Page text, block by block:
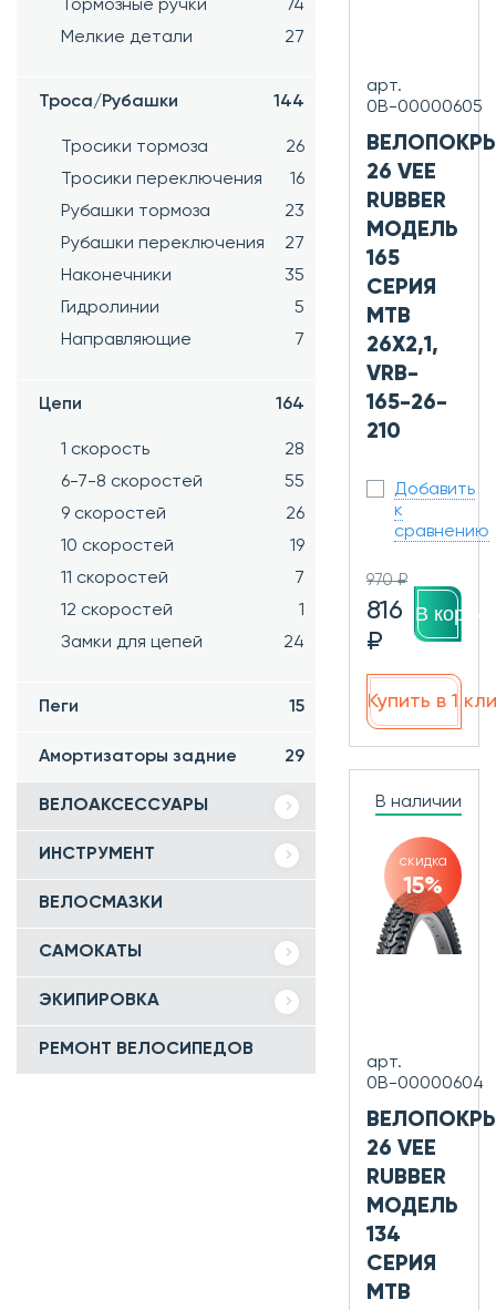
Тормозные ручки
74
Мелкие детали
27
Троса/Рубашки 144
Тросики тормоза
26
Тросики переключения
16
Рубашки тормоза
23
Рубашки переключения
27
Наконечники
35
Гидролинии
5
Направляющие
7
Цепи 164
1 скорость
28
6-7-8 скоростей
55
9 скоростей
26
10 скоростей
19
11 скоростей
7
12 скоростей
1
Замки для цепей
24
Пеги 15
Амортизаторы задние 29
ВЕЛОАКСЕССУАРЫ
ИНСТРУМЕНТ
ВЕЛОСМАЗКИ
САМОКАТЫ
ЭКИПИРОВКА
РЕМОНТ ВЕЛОСИПЕДОВ
арт.
0В-00000605
26 VEE
RUBBER
МОДЕЛЬ
165
СЕРИЯ
MTB
26X2,1,
VRB-
165-26-
210
Добавить
к
сравнению
970 ₽
816
₽
В
Купить в 1
В наличии
скидка
15%
арт.
0В-00000604
26 VEE
RUBBER
МОДЕЛЬ
134
СЕРИЯ
MTB